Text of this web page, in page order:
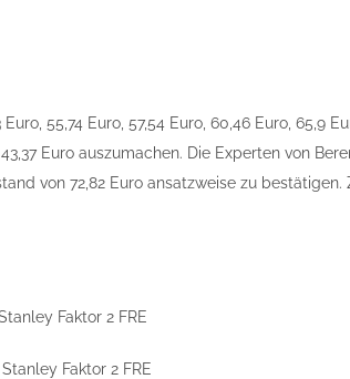
55,74 Euro, 57,54 Euro, 60,46 Euro, 65,9
Euro auszumachen. Die Experten von
von 72,82 Euro ansatzweise zu
Faktor 2 FRE
Faktor 2 FRE